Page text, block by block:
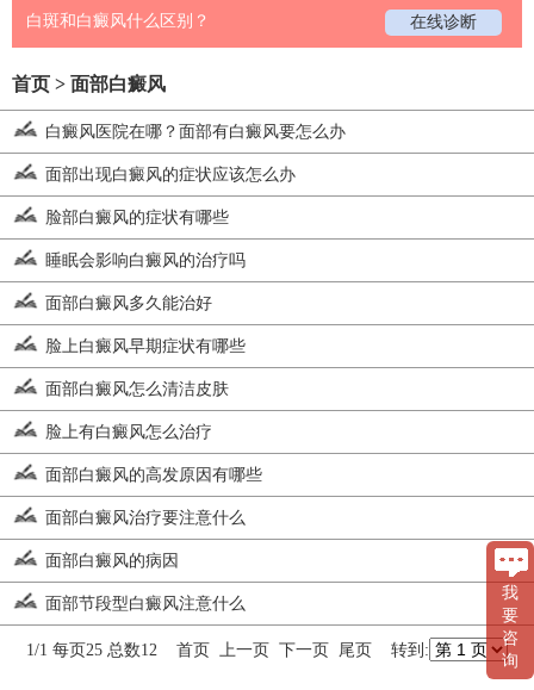
白斑和白癜风什么区别？ 在线诊断
首页 > 面部白癜风
白癜风医院在哪？面部有白癜风要怎么办
面部出现白癜风的症状应该怎么办
脸部白癜风的症状有哪些
睡眠会影响白癜风的治疗吗
面部白癜风多久能治好
脸上白癜风早期症状有哪些
面部白癜风怎么清洁皮肤
脸上有白癜风怎么治疗
面部白癜风的高发原因有哪些
面部白癜风治疗要注意什么
面部白癜风的病因
面部节段型白癜风注意什么
1/1 每页25 总数12 首页 上一页 下一页 尾页 转到:
我
要
咨
询